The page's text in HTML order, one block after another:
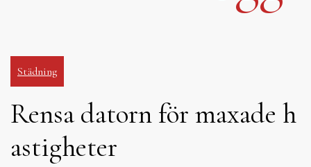
Städning
Rensa datorn för maxade h
astigheter